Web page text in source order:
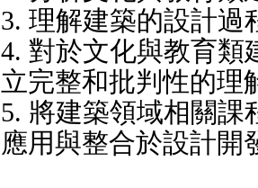
3. 理解建築的設計過
4. 對於文化與教育類
立完整和批判性的理
5. 將建築領域相關課
應用與整合於設計開